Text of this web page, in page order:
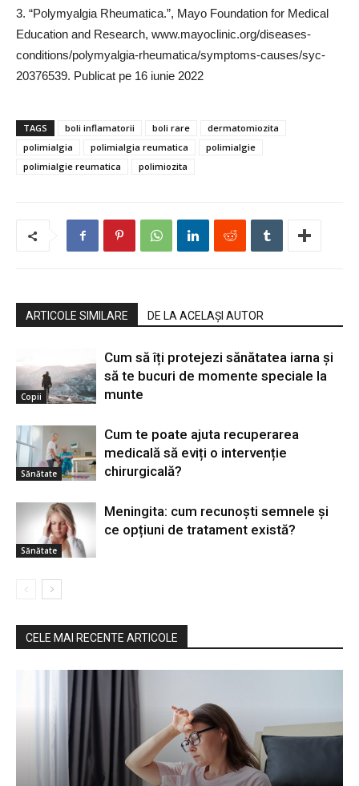
3. “Polymyalgia Rheumatica.”, Mayo Foundation for Medical
Education and Research, www.mayoclinic.org/diseases-
conditions/polymyalgia-rheumatica/symptoms-causes/syc-
20376539. Publicat pe 16 iunie 2022
TAGS boli inflamatorii boli rare
dermatomiozita
polimialgia
polimialgia reumatica
polimialgie
polimialgie reumatica
polimiozita
ARTICOLE SIMILARE DE LA ACELAȘI AUTOR
Copii
Cum să îți protejezi sănătatea iarna și
să te bucuri de momente speciale la
munte
Sănătate
Cum te poate ajuta recuperarea
medicală să eviți o intervenție
chirurgicală?
Sănătate
Meningita: cum recunoști semnele și
ce opțiuni de tratament există?
CELE MAI RECENTE ARTICOLE